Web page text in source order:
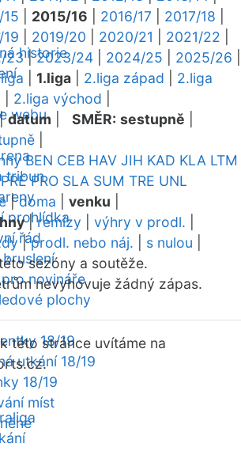
historie
webu
tribun
prohlídka
řád
bruslení
pro novináře
plochy
18/19
utkání 18/19
18/19
míst
2015/16 2016/17 2017/18
2019/20 2020/21 2021/22
23|2023/24 2024/25 2025/26
1.liga 2.liga západ
2.liga
2.liga východ
datum SMĚR: sestupně
BEN CEB HAV JIH KAD KLA LTM
PRE PRO SLA SUM TRE UNL
|doma venku
|remízy výhry v prodl.
|prodl. nebo náj. s nulou
sezóny a soutěže.
nevyhovuje žádný zápas.
této stránce uvítáme na